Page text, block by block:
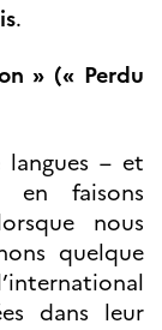
.
» (« Perdu
langues – et
en faisons
nous
quelque
dans leur